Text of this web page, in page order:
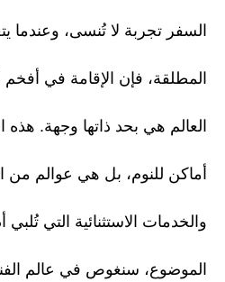
السفر تجربة لا تُنسى، وعندما
المطلقة، فإن الإقامة في
العالم هي بحد ذاتها وجهة.
أماكن للنوم، بل هي عوالم من
والخدمات الاستثنائية التي
الموضوع، سنغوص في عالم